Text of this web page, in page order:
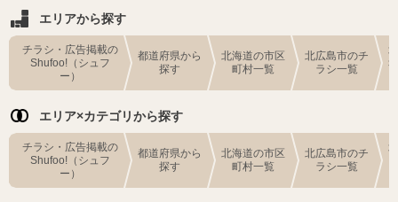
エリアから探す
チラシ・広告掲載の
Shufoo!（シュフ
ー）
都道府県から
探す
北海道の市区
町村一覧
北広島市のチ
ラシ一覧
エリア×カテゴリから探す
チラシ・広告掲載の
Shufoo!（シュフ
ー）
都道府県から
探す
北海道の市区
町村一覧
北広島市のチ
ラシ一覧